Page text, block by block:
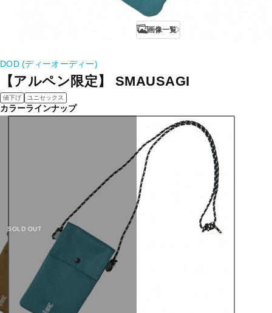
画像一覧
DOD (ディーオーディー)
【アルペン限定】 SMAUSAGI
値下げ ユニセックス
カラーラインナップ
SOLD OUT